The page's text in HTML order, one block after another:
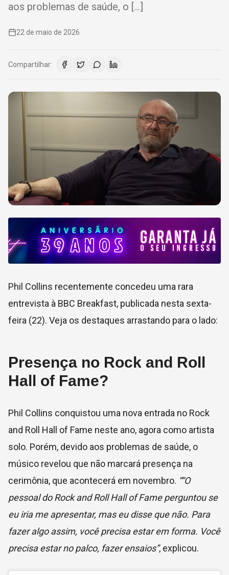
aos problemas de saúde, o […]
22 de maio de 2026
Compartilhar:
Phil Collins recentemente concedeu uma rara
entrevista à BBC Breakfast, publicada nesta sexta-
feira (22). Veja os destaques arrastando para o lado:
Presença no Rock and Roll
Hall of Fame?
Phil Collins conquistou uma nova entrada no Rock
and Roll Hall of Fame neste ano, agora como artista
solo. Porém, devido aos problemas de saúde, o
músico revelou que não marcará presença na
cerimônia, que acontecerá em novembro. ““O
pessoal do Rock and Roll Hall of Fame perguntou se
eu iria me apresentar, mas eu disse que não. Para
fazer algo assim, você precisa estar em forma. Você
precisa estar no palco, fazer ensaios”, explicou.